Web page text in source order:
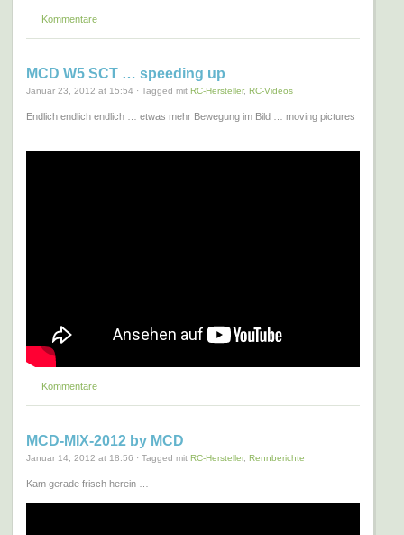
Kommentare
MCD W5 SCT … speeding up
Januar 23, 2012 at 15:54 · Tagged mit RC-Hersteller, RC-Videos
Endlich endlich endlich … etwas mehr Bewegung im Bild … moving pictures
…
Kommentare
MCD-MIX-2012 by MCD
Januar 14, 2012 at 18:56 · Tagged mit RC-Hersteller, Rennberichte
Kam gerade frisch herein …